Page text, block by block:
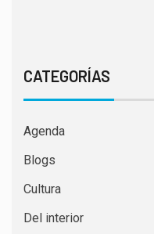
CATEGORÍAS
Agenda
Blogs
Cultura
Del interior